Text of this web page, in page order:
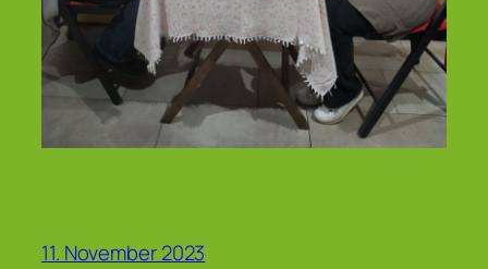
11. November 2023